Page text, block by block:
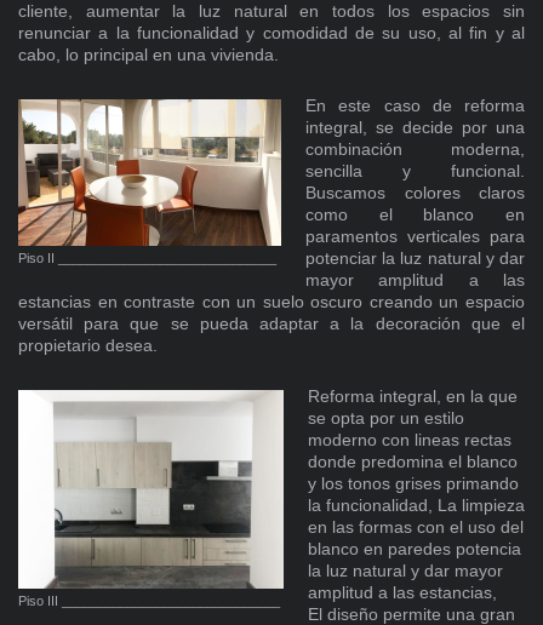
cliente, aumentar la luz natural en todos los espacios sin
renunciar a la funcionalidad y comodidad de su uso, al fin y al
cabo, lo principal en una vivienda.
Piso II ______________________________
En este caso de reforma
integral, se decide por una
combinación moderna,
sencilla y funcional.
Buscamos colores claros
como el blanco en
paramentos verticales para
potenciar la luz natural y dar
mayor amplitud a las
estancias en contraste con un suelo oscuro creando un espacio
versátil para que se pueda adaptar a la decoración que el
propietario desea.
Piso III ______________________________
Reforma integral, en la que
se opta por un estilo
moderno con lineas rectas
donde predomina el blanco
y los tonos grises primando
la funcionalidad, La limpieza
en las formas con el uso del
blanco en paredes potencia
la luz natural y dar mayor
amplitud a las estancias,
El diseño permite una gran